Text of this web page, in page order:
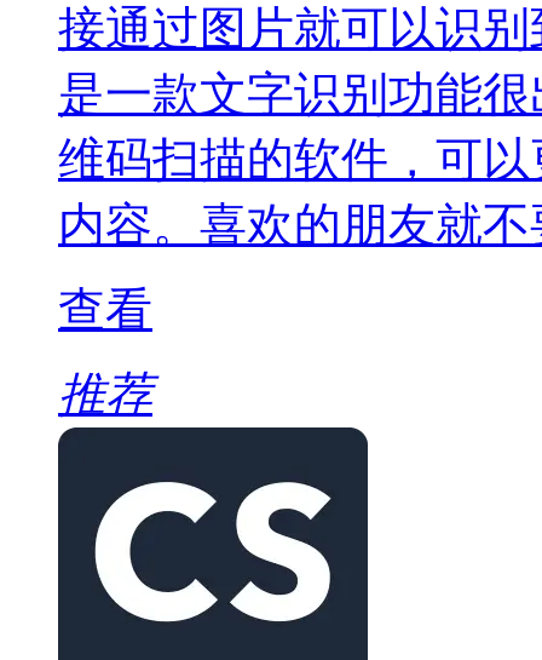
接通过图片就可以识
是一款文字识别功能
维码扫描的软件，可
内容。喜欢的朋友就
查看
推荐